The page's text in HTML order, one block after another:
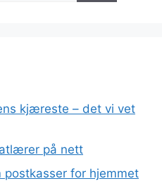
kjæreste – det vi vet
på nett
for hjemmet